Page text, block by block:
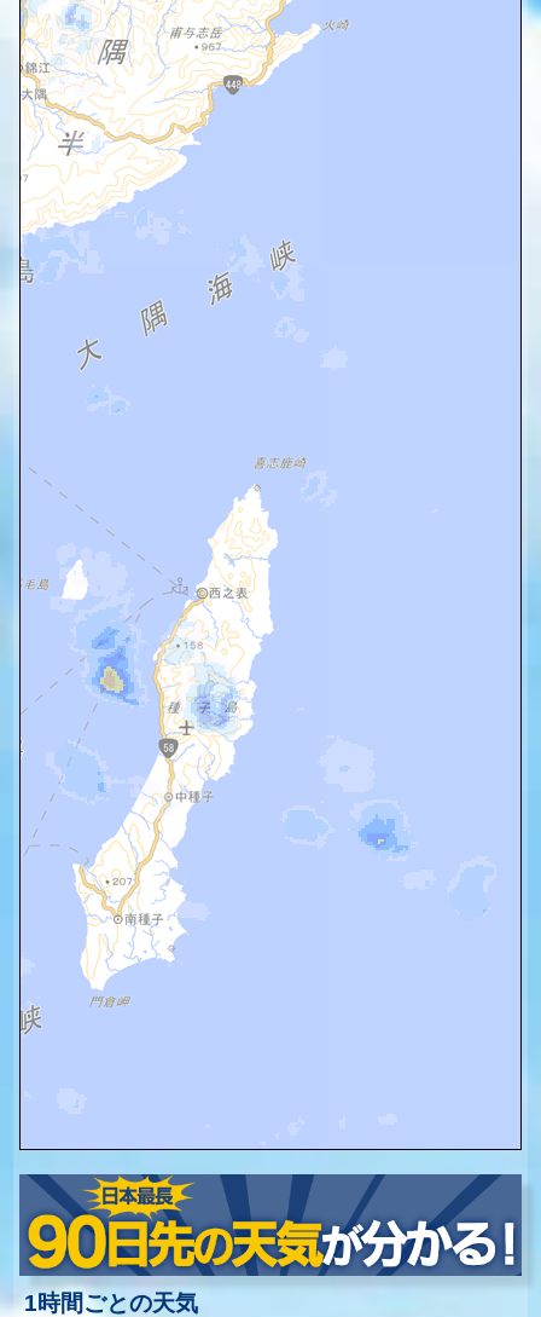
1時間ごとの天気